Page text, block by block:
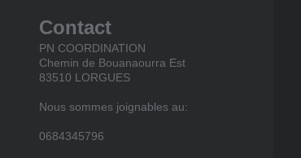
Contact
PN COORDINATION
Chemin de Bouanaourra Est
83510 LORGUES
Nous sommes joignables au:
0684345796